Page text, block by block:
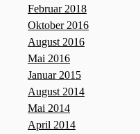
Februar 2018
Oktober 2016
August 2016
Mai 2016
Januar 2015
August 2014
Mai 2014
April 2014